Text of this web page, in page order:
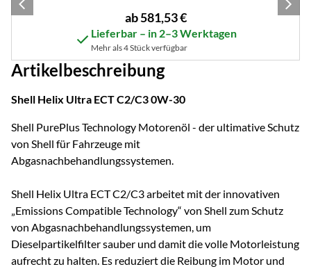
ab:
ab581,53€
Lieferbar – in 2–3 Werktagen
Mehr als 4 Stück verfügbar
Artikelbeschreibung
Shell Helix Ultra ECT C2/C3 0W-30
Shell PurePlus Technology Motorenöl - der ultimative Schutz
von Shell für Fahrzeuge mit
Abgasnachbehandlungssystemen.
Shell Helix Ultra ECT C2/C3 arbeitet mit der innovativen
„Emissions Compatible Technology“ von Shell zum Schutz
von Abgasnachbehandlungssystemen, um
Dieselpartikelfilter sauber und damit die volle Motorleistung
aufrecht zu halten. Es reduziert die Reibung im Motor und